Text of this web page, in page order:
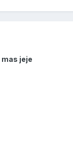
jeje